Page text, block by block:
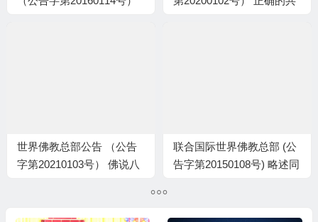
世界佛教总部公告 （公告
字第20210103号） 佛说八
联合国际世界佛教总部 (公
告字第20150108号) 略述同